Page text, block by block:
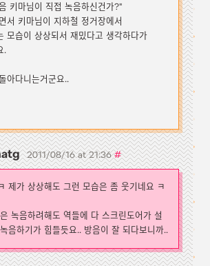
키마님이 직접 녹음하신건가?"
서 키마님이 지하철 정거장에서
모습이 상상되서 재밌다고 생각하다가
.
아다니는거군요..
2011/08/16 at 21:36#
제가 상상해도 그런 모습은 좀 웃기네요 ㅋ
녹음하려해도 역들에 다 스크린도어가 설
음하기가 힘들듯요.. 방음이 잘 되다보니까..